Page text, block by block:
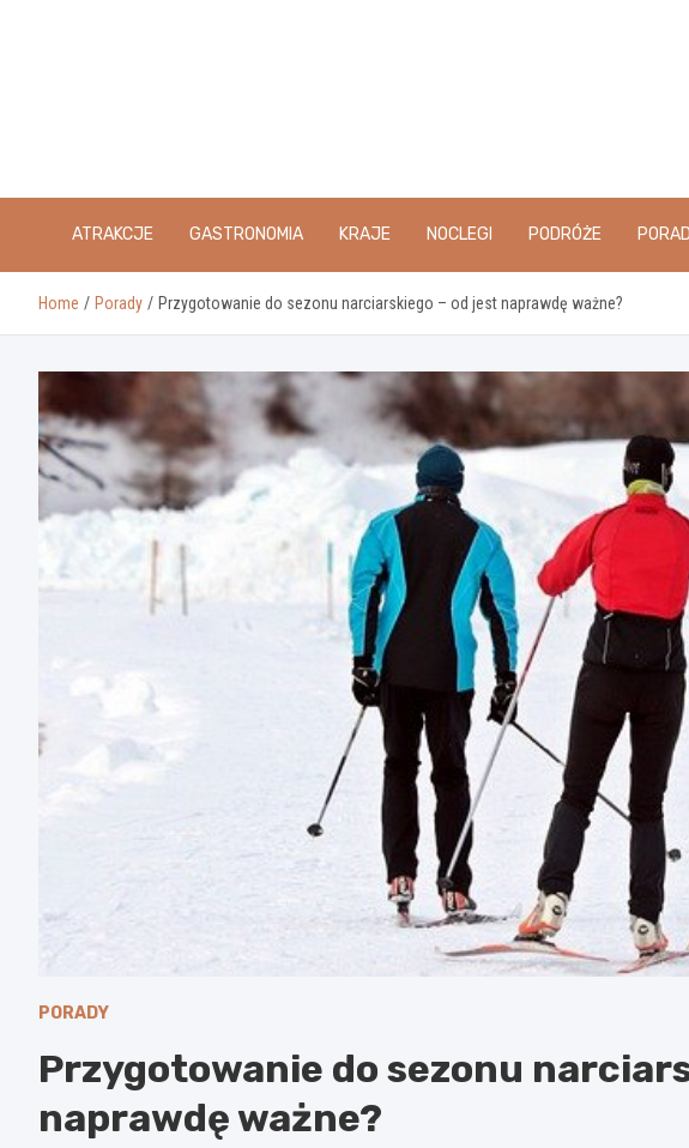
ATRAKCJE GASTRONOMIA KRAJE NOCLEGI PODRÓŻE
Home Porady Przygotowanie do sezonu narciarskiego – od jest naprawdę ważne?
PORADY
Przygotowanie do sezonu
naprawdę ważne?